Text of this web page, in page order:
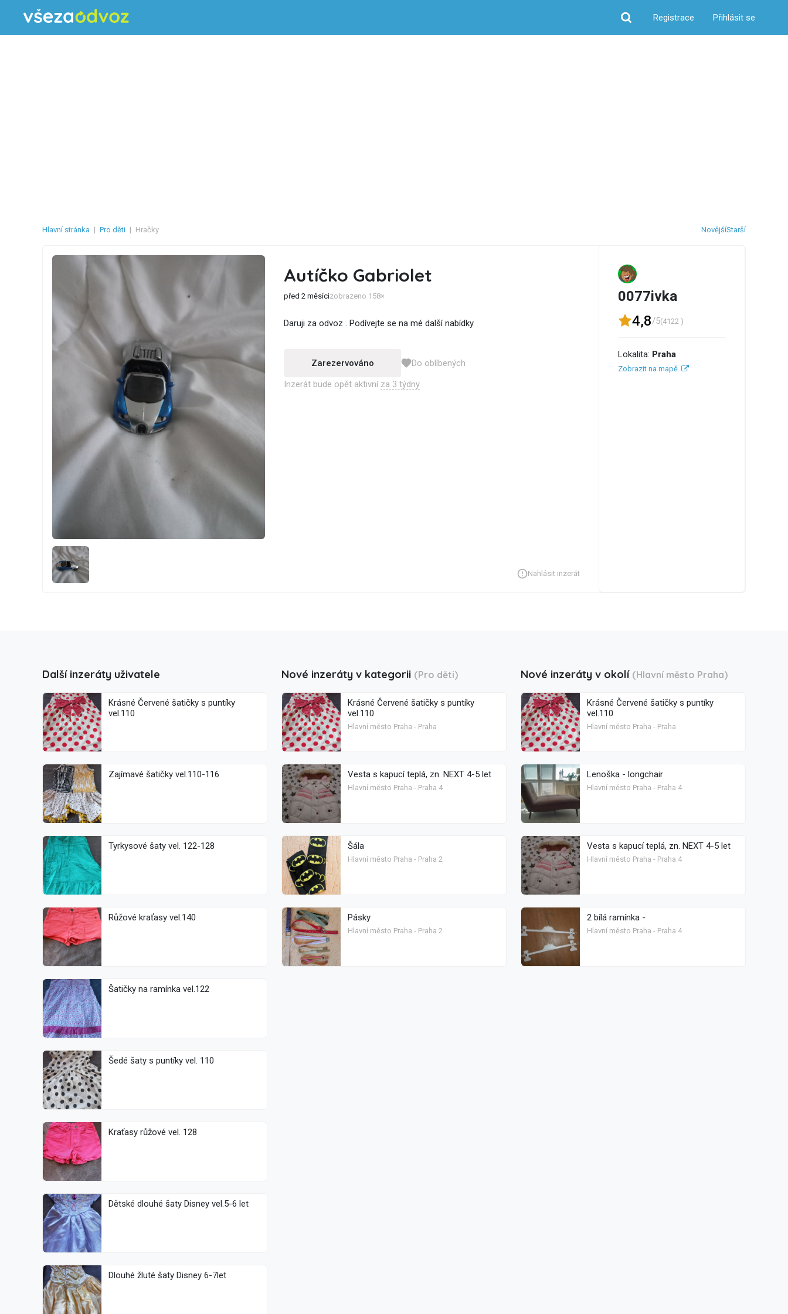
Hledat
Registrace Přihlásit se
Hlavní stránka | Pro děti | Hračky NovějšíStarší
Autíčko Gabriolet
před 2 měsícizobrazeno 158×
Daruji za odvoz . Podívejte se na mé další nabídky
Zarezervováno
Do oblíbených
Inzerát bude opět aktivní za 3 týdny
Nahlásit inzerát
0077ivka
4,8/5(4122 )
Lokalita: Praha
Zobrazit na mapě
Další inzeráty uživatele
Krásné Červené šatičky s puntíky
vel.110
Zajímavé šatičky vel.110-116
Tyrkysové šaty vel. 122-128
Růžové kraťasy vel.140
Šatičky na ramínka vel.122
Šedé šaty s puntíky vel. 110
Kraťasy růžové vel. 128
Dětské dlouhé šaty Disney vel.5-6 let
Dlouhé žluté šaty Disney 6-7let
Nové inzeráty v kategorii (Pro děti)
Krásné Červené šatičky s puntíky
vel.110
Hlavní město Praha - Praha
Vesta s kapucí teplá, zn. NEXT 4-5 let
Hlavní město Praha - Praha 4
Šála
Hlavní město Praha - Praha 2
Pásky
Hlavní město Praha - Praha 2
Nové inzeráty v okolí (Hlavní město Praha)
Krásné Červené šatičky s puntíky
vel.110
Hlavní město Praha - Praha
Lenoška - longchair
Hlavní město Praha - Praha 4
Vesta s kapucí teplá, zn. NEXT 4-5 let
Hlavní město Praha - Praha 4
2 bílá ramínka -
Hlavní město Praha - Praha 4